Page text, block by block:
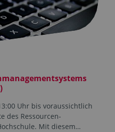
Uhr bis voraussichtlich
des Ressourcen-
Mit diesem…